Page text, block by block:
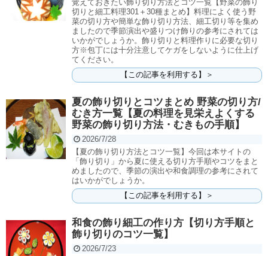
覚えておきたい飾り切り方法とコツ一覧【野菜の飾り
切りと細工料理301＋30種まとめ】料理によく使う野
菜の切り方や簡単な飾り切り方法、細工切り等を集め
ましたので季節演出や盛りつけ飾りの参考にされては
いかがでしょうか。飾り切りと料理作りに必要な切り
方※包丁には十分注意してケガをしないように仕上げ
てください。
【この記事を利用する】＞
夏の飾り切りとコツまとめ 野菜の切り方/
むき方一覧【夏の料理を見栄えよくする
野菜の飾り切り方法・むきもの手順】
2026/7/28
【夏の飾り切り方法とコツ一覧】今回は本サイトの
「飾り切り」から夏に使える切り方手順やコツをまと
めましたので、季節の演出や和食調理の参考にされて
はいかがでしょうか。
【この記事を利用する】＞
和食の飾り細工の作り方【切り方手順と
飾り切りのコツ一覧】
2026/7/23